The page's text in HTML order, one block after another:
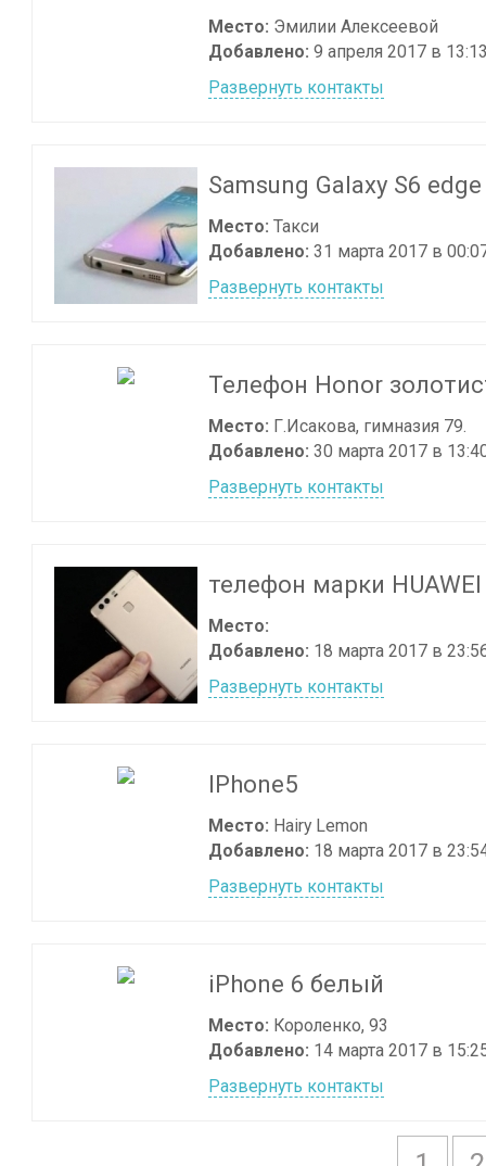
Место: Эмилии Алексеевой
Добавлено: 9 апреля 2017 в
Развернуть контакты
Samsung Galaxy S6
Место: Такси
Добавлено: 31 марта 2017 в
Развернуть контакты
Телефон Honor
Место: Г.Исакова, гимназия 79.
Добавлено: 30 марта 2017 в
Развернуть контакты
телефон марки HUAWEI
Место:
Добавлено: 18 марта 2017 в
Развернуть контакты
IPhone5
Место: Hairy Lemon
Добавлено: 18 марта 2017 в
Развернуть контакты
iPhone 6 белый
Место: Короленко, 93
Добавлено: 14 марта 2017 в
Развернуть контакты